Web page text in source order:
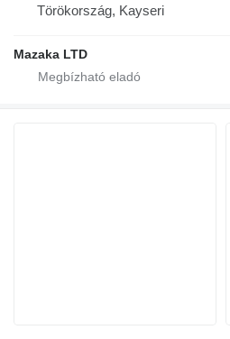
Törökország, Kayseri
Mazaka LTD